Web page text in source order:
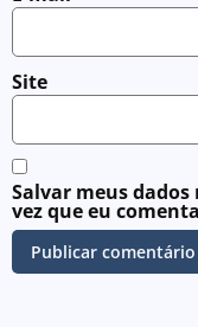
Site
Salvar meus
vez que eu